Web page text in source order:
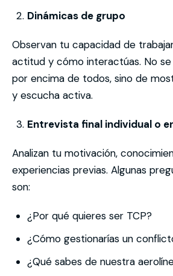
Dinámicas de grupo
Observan tu capacidad de
actitud y cómo interactúas. No
por encima de todos, sino de
y escucha activa.
Entrevista final individual o
Analizan tu motivación,
experiencias previas. Algunas
son:
¿Por qué quieres ser TCP?
¿Cómo gestionarías un
¿Qué sabes de nuestra